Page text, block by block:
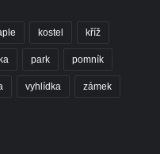
kostel kříž
park pomník
vyhlídka zámek